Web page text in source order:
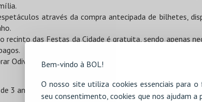
Bem-vindo à BOL!
O nosso site utiliza cookies essenciais para
seu consentimento, cookies que nos ajudam a
através da compra antecipada de bilhetes,
recinto das Festas da Cidade é gratuita, sendo apenas
Odivelas!
3 anos, conforme DL n.º 90/2019